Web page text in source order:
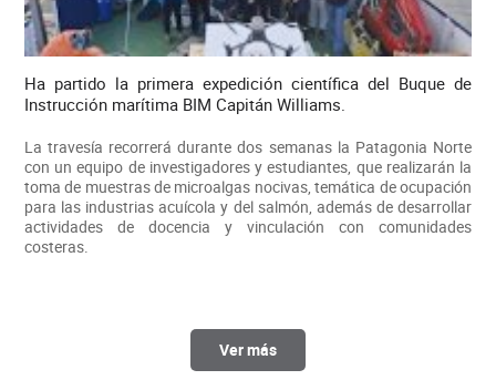
Ha partido la primera expedición científica del Buque de
Instrucción marítima BIM Capitán Williams.
La travesía recorrerá durante dos semanas la Patagonia Norte
con un equipo de investigadores y estudiantes, que realizarán la
toma de muestras de microalgas nocivas, temática de ocupación
para las industrias acuícola y del salmón, además de desarrollar
actividades de docencia y vinculación con comunidades
costeras.
Ver más